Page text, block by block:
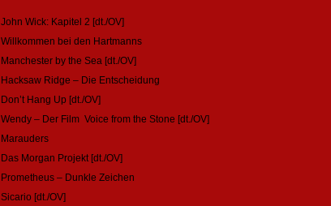
John Wick: Kapitel 2 [dt./OV]
Willkommen bei den Hartmanns
Manchester by the Sea [dt./OV]
Hacksaw Ridge – Die Entscheidung
Don’t Hang Up [dt./OV]
Wendy – Der Film Voice from the Stone [dt./OV]
Marauders
Das Morgan Projekt [dt./OV]
Prometheus – Dunkle Zeichen
Sicario [dt./OV]